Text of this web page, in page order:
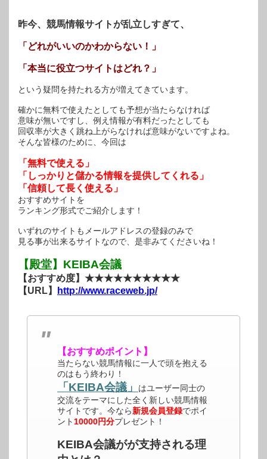
昨今、競馬情報サイトが乱立しすぎて、
「どれがいいのかわからない！」
「本当に役立つサイトはどれ？」
という疑問を持たれる方が増えてきています。
確かに無料で使えたとしても予想が当たらなければ
意味が無いですし、例え情報が有料だったとしても
回収率が大きく跳ね上がらなければ意味がないですよね。
そんな皆様のために、今回は
「無料で使える」
「しっかりと儲かる情報を提供してくれる」
「信頼して長く使える」
おすすめサイトを
ランキング形式でご紹介します！
いずれのサイトもメールアドレスの登録のみで
見る事が出来るサイトなので、是非みてくださいね！
【殿堂】KEIBA会議
【おすすめ度】★★★★★★★★★★
【URL】
http://www.raceweb.jp/
【おすすめポイント】
当たらない競馬情報に一人で頭を抱える
のはもう終わり！
「KEIBA会議」
はユーザー同士の
交流をテーマにした全く新しい競馬情報
サイトです。今なら新規会員登録でポイ
ント 10000円分プレゼント！
KEIBA会議がが支持される理